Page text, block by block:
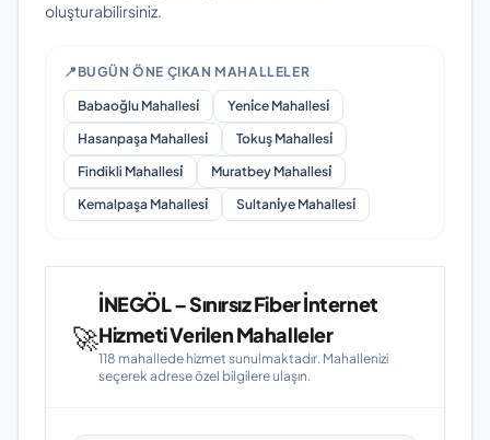
oluşturabilirsiniz.
📍 BUGÜN ÖNE ÇIKAN MAHALLELER
Babaoğlu Mahallesi̇
Yeni̇ce Mahallesi̇
Hasanpaşa Mahallesi̇
Tokuş Mahallesi̇
Findikli Mahallesi̇
Muratbey Mahallesi̇
Kemalpaşa Mahallesi̇
Sultani̇ye Mahallesi̇
🚀
İNEGÖL – Sınırsız Fiber İnternet
Hizmeti Verilen Mahalleler
118 mahallede hizmet sunulmaktadır. Mahallenizi
seçerek adrese özel bilgilere ulaşın.